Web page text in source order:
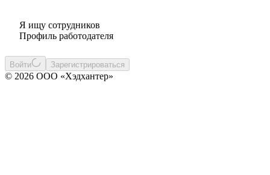
Я ищу сотрудников
Профиль работодателя
Войти Зарегистрироваться
© 2026 ООО «Хэдхантер»